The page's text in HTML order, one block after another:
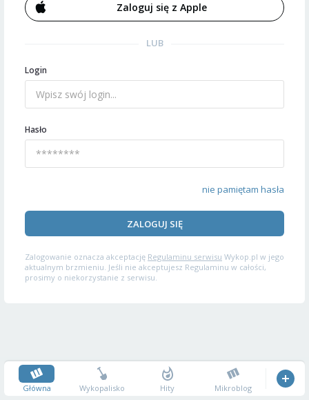
Zaloguj się z Apple
LUB
Login
Hasło
nie pamiętam hasła
ZALOGUJ SIĘ
Zalogowanie oznacza akceptację Regulaminu serwisu Wykop.pl w jego
aktualnym brzmieniu. Jeśli nie akceptujesz Regulaminu w całości,
prosimy o niekorzystanie z serwisu.
Główna Wykopalisko Hity Mikroblog